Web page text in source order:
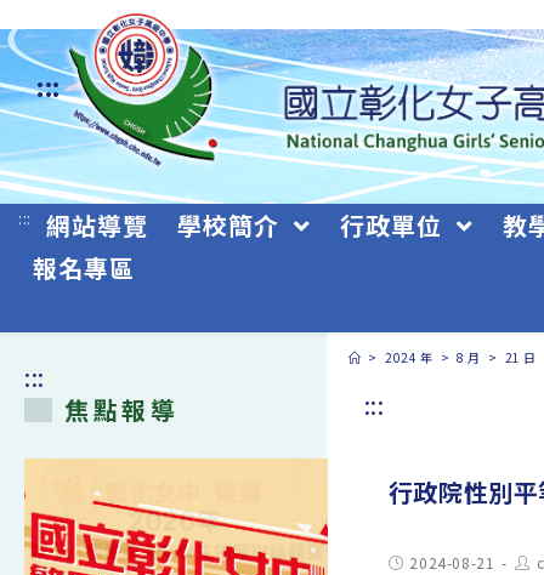
跳
轉
至
主
要
:::
::: 網站導覽 學校簡介 行政單位
教
報名專區
> 2024 年 > 8 月 > 21 日
:::
行政院性別
Post2024-08-21
:::
焦點報導